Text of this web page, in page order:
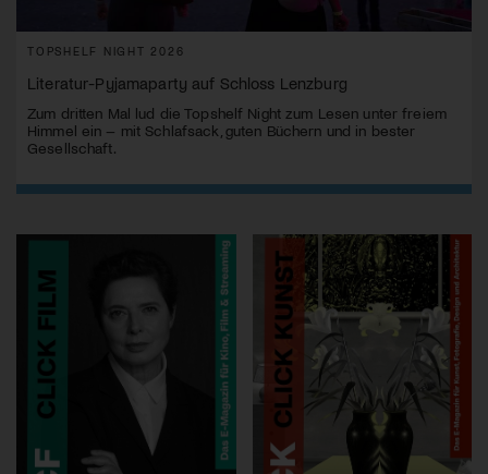
TOPSHELF NIGHT 2026
Literatur-Pyjamaparty auf Schloss Lenzburg
Zum dritten Mal lud die Topshelf Night zum Lesen unter freiem
Himmel ein – mit Schlafsack, guten Büchern und in bester
Gesellschaft.